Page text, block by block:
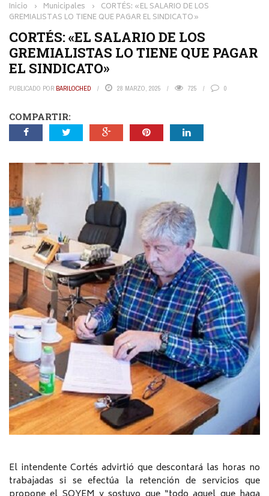
Inicio › Municipales › CORTÉS: «EL SALARIO DE LOS
GREMIALISTAS LO TIENE QUE PAGAR EL SINDICATO»
CORTÉS: «EL SALARIO DE LOS
GREMIALISTAS LO TIENE QUE PAGAR
EL SINDICATO»
PUBLICADO POR BARILOCHED 28 MARZO, 2025 725 0
COMPARTIR:
El intendente Cortés advirtió que descontará las horas no
trabajadas si se efectúa la retención de servicios que